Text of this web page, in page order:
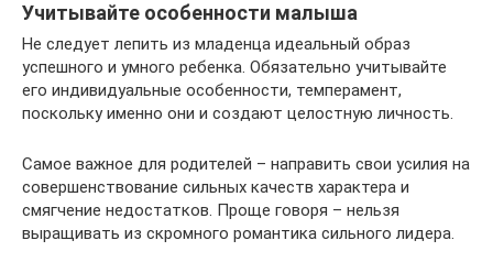
Учитывайте особенности малыша
Не следует лепить из младенца идеальный образ
успешного и умного ребенка. Обязательно учитывайте
его индивидуальные особенности, темперамент,
поскольку именно они и создают целостную личность.
Самое важное для родителей – направить свои усилия на
совершенствование сильных качеств характера и
смягчение недостатков. Проще говоря – нельзя
выращивать из скромного романтика сильного лидера.